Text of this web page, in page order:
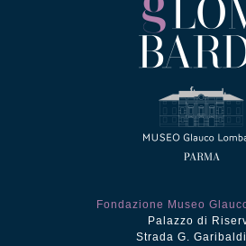
Fondazione Museo
Palazzo di
Strada G.